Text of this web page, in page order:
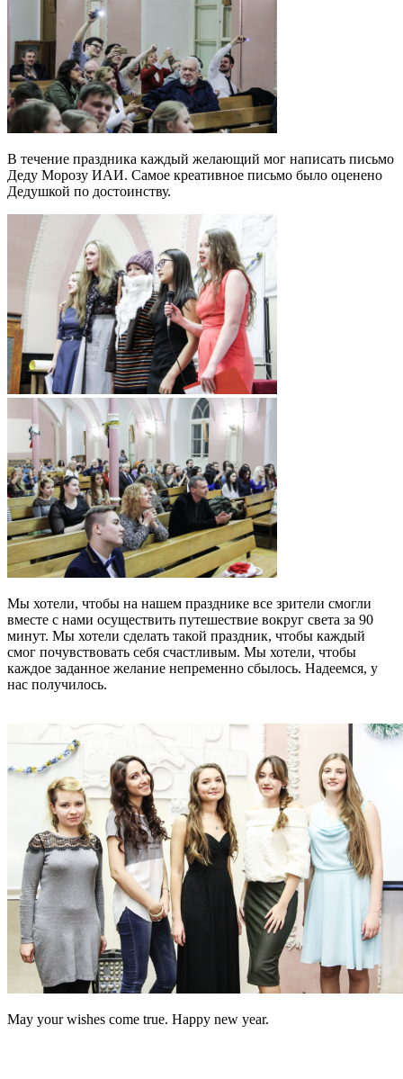
В течение праздника каждый желающий мог написать письмо
Деду Морозу ИАИ. Самое креативное письмо было оценено
Дедушкой по достоинству.
Мы хотели, чтобы на нашем празднике все зрители смогли
вместе с нами осуществить путешествие вокруг света за 90
минут. Мы хотели сделать такой праздник, чтобы каждый
смог почувствовать себя счастливым. Мы хотели, чтобы
каждое заданное желание непременно сбылось. Надеемся, у
нас получилось.
May your wishes come true. Happy new year.